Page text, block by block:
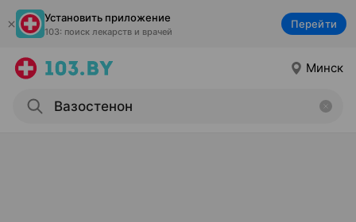
Установить приложение
103: поиск лекарств и врачей
Перейти
Минск